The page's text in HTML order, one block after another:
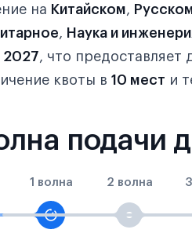
на Китайском,
, Наука и
2027, что
квоты в 10 мест и
подачи
1 волна 2 волна